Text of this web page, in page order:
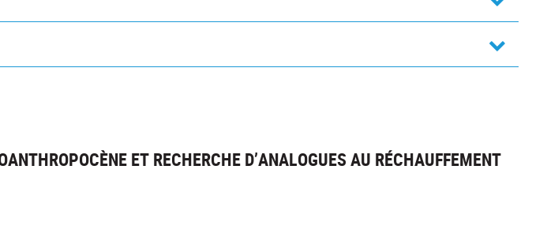
ET RECHERCHE D’ANALOGUES AU RÉCHAUFFEMENT